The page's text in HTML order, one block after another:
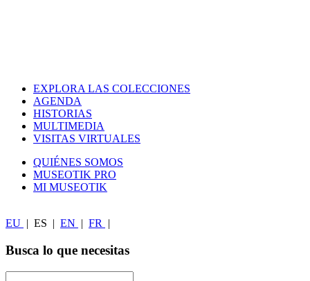
EXPLORA LAS COLECCIONES
AGENDA
HISTORIAS
MULTIMEDIA
VISITAS VIRTUALES
QUIÉNES SOMOS
MUSEOTIK PRO
MI MUSEOTIK
EU ES EN FR
Busca lo que necesitas